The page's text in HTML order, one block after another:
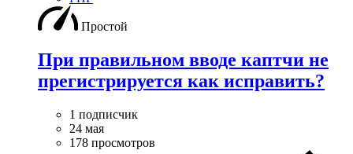
Простой
При правильном вводе каптчи не
прегистрируется как исправить?
1 подписчик
24 мая
178 просмотров